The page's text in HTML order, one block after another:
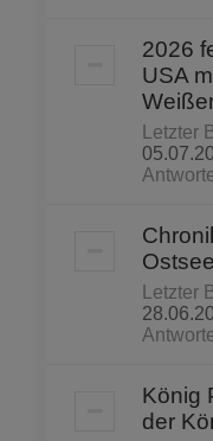
2026
USA
Letzter
Ostsee
Letzter
König
der